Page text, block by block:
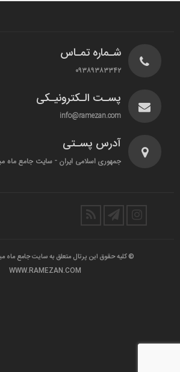
شـماره تمـاس
۰۹۳۸۹۳۸۳۳۴۲
پسـت الـکترونیـکی
info@ramezan.com
آدرس پسـتی
جمهوری اسلامی ایران - سایت جامع ماه
© کلیه حقوق این پرتال متعلق به سایت جامع ماه
WWW.RAMEZAN.COM